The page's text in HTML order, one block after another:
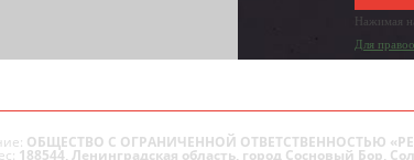
Нажимая
Для
ОБЩЕСТВО С ОГРАНИЧЕННОЙ ОТВЕТСТВЕННОСТЬЮ
188544, Ленинградская область, город Сосновый Бор,